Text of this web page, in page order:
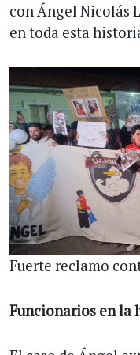
con Ángel Nicolás
en toda esta
Fuerte reclamo
Funcionarios en la